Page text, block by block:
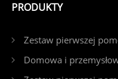
PRODUKTY
Zestaw pierwszej
Domowa i